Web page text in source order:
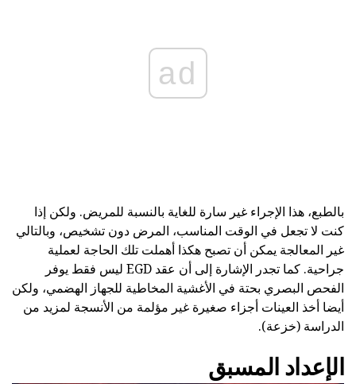
ad
بالطبع، هذا الإجراء غير سارة للغاية بالنسبة للمريض. ولكن إذا
كنت لا تجعل في الوقت المناسب، المرض دون تشخيص، وبالتالي
غير المعالجة يمكن أن تصبح هكذا أهملت تلك الحاجة لعملية
جراحية. كما تجدر الإشارة إلى أن عقد EGD ليس فقط يوفر
الفحص البصري بحتة في الأغشية المخاطية للجهاز الهضمي، ولكن
أيضا أخذ العينات أجزاء صغيرة غير مؤلمة من الأنسجة لمزيد من
الدراسة (خزعة).
الإعداد المسبق